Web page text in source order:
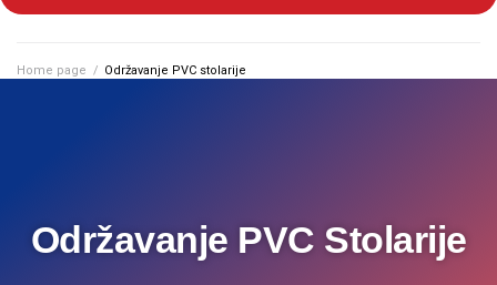
Home page / Održavanje PVC stolarije
Održavanje PVC Stolarije